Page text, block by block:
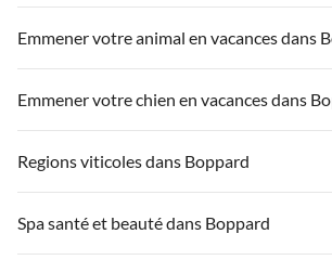
Emmener votre animal en vacances dans
Emmener votre chien en vacances dans
Regions viticoles dans Boppard
Spa santé et beauté dans Boppard